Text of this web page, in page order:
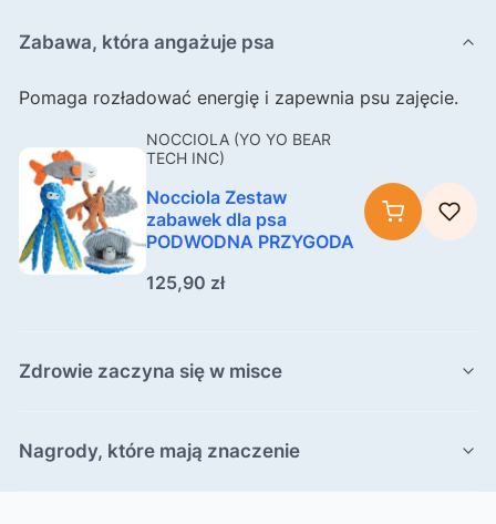
Zabawa, która angażuje psa
Pomaga rozładować energię i zapewnia psu zajęcie.
Producent NOCCIOLA (YO YO BEAR TECH INC)
NOCCIOLA (YO YO BEAR
TECH INC)
Nocciola Zestaw
zabawek dla psa
PODWODNA PRZYGODA
Cena
125,90 zł
Zdrowie zaczyna się w misce
Producent Perro
Perro
Nagrody, które mają znaczenie